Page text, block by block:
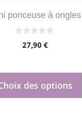
ponceuse à ongles
s27,90€
des options